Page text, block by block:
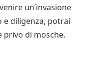
un’invasione
e diligenza, potrai
privo di mosche.